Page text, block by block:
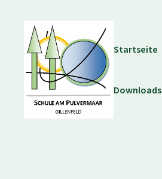
Startseite
Downloads